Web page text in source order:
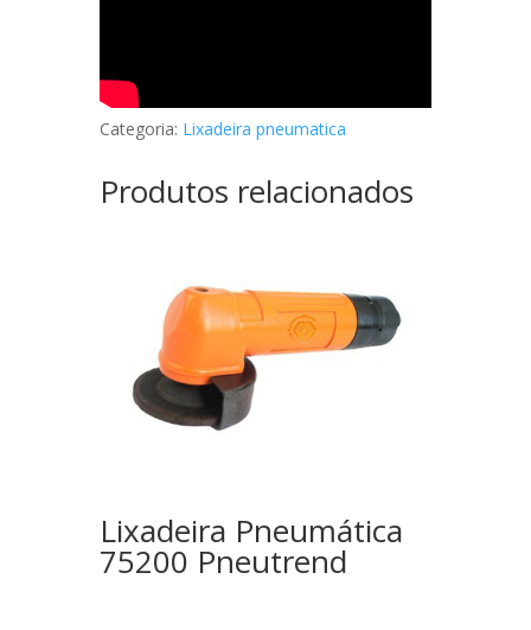
Categoria: Lixadeira pneumatica
Produtos relacionados
Lixadeira Pneumática
75200 Pneutrend